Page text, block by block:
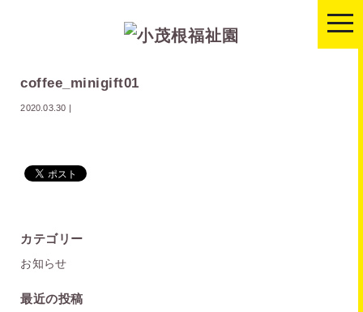
coffee_minigift01
2020.03.30 |
カテゴリー
お知らせ
最近の投稿